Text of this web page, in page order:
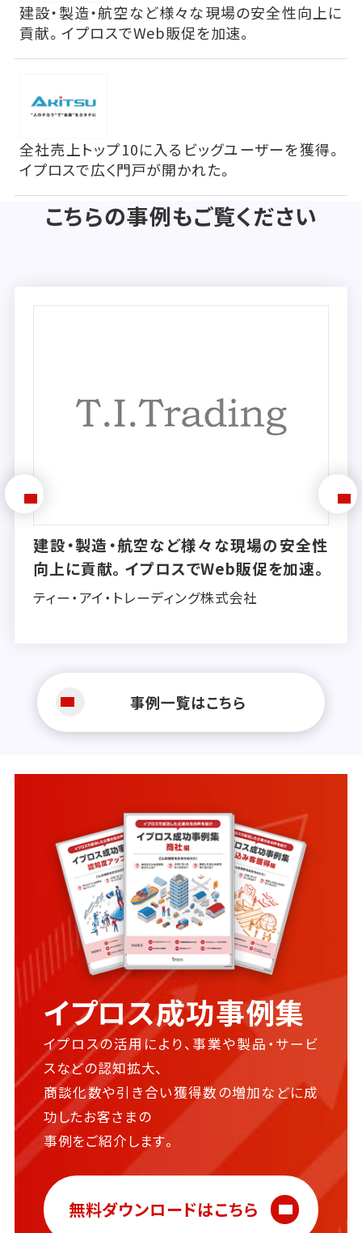
建設・製造・航空など様々な現場の安全性向上に
貢献。イプロスでWeb販促を加速。
全社売上トップ10に入るビッグユーザーを獲得。
イプロスで広く門戸が開かれた。
こちらの事例もご覧ください
々な現場の安全性
Web販促を加速。
グ株式会社
全社売上トップ10に
獲得。イプロスで広
株式会社アキツ
事例一覧はこちら
イプロス成功事例集
イプロスの活用により、事業や製品・サービ
スなどの認知拡大、
商談化数や引き合い獲得数の増加などに成
功したお客さまの
事例をご紹介します。
無料ダウンロードはこちら